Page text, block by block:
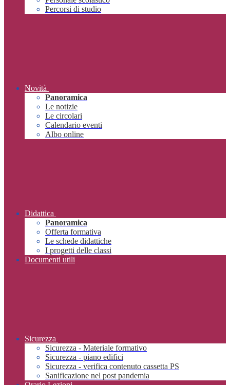
Percorsi di studio
Novità
Panoramica
Le notizie
Le circolari
Calendario eventi
Albo online
Didattica
Panoramica
Offerta formativa
Le schede didattiche
I progetti delle classi
Documenti utili
Sicurezza
Sicurezza - Materiale formativo
Sicurezza - piano edifici
Sicurezza - verifica contenuto cassetta PS
Sanificazione nel post pandemia